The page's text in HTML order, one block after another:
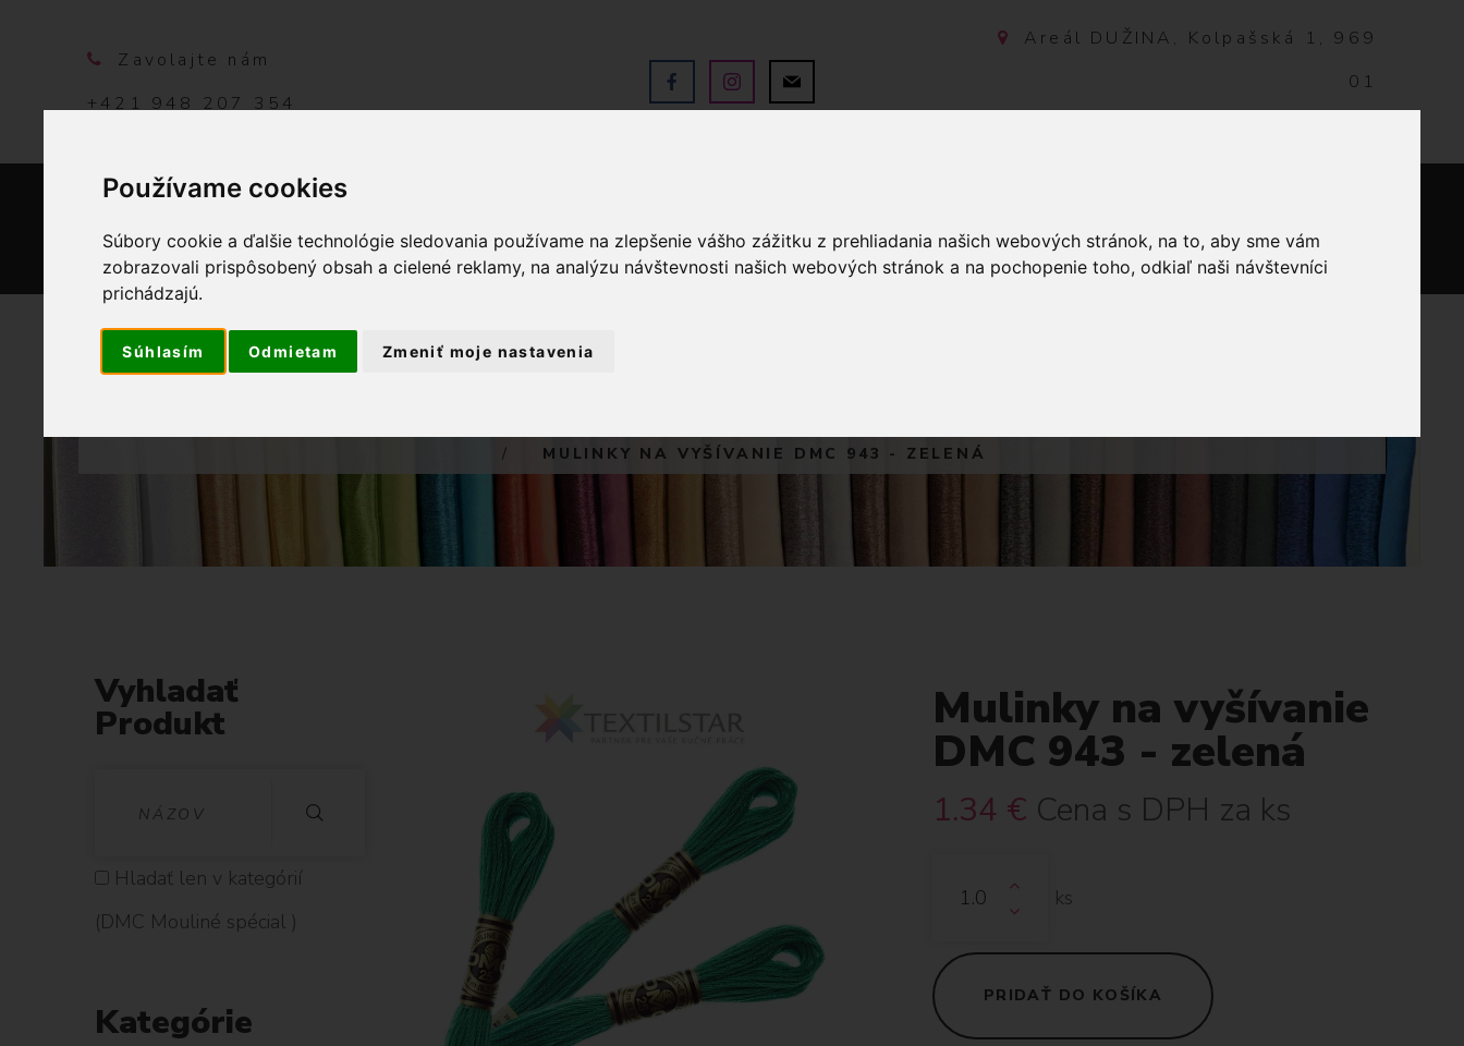
Používame cookies
Súbory cookie a ďalšie technológie sledovania používame na zlepšenie vášho zážitku z prehliadania našich webových stránok, na to, aby sme vám
zobrazovali prispôsobený obsah a cielené reklamy, na analýzu návštevnosti našich webových stránok a na pochopenie toho, odkiaľ naši návštevníci
prichádzajú.
Súhlasím Odmietam Zmeniť moje nastavenia
Zavolajte nám
+421 948 207 354
Areál DUŽINA, Kolpašská 1, 969
01
OBCHOD SLUŽBY KONTAKT
MULINKY NA VYŠÍVANIE DMC 943 - ZELENÁ
Mulinky na vyšívanie
DMC 943 - zelená
1.34 € Cena s DPH za ks
ks
PRIDAŤ DO KOŠÍKA
Vyhladať
Produkt
H
L
D
Hladať len v kategórií
(DMC Mouliné spécial )
Kategórie